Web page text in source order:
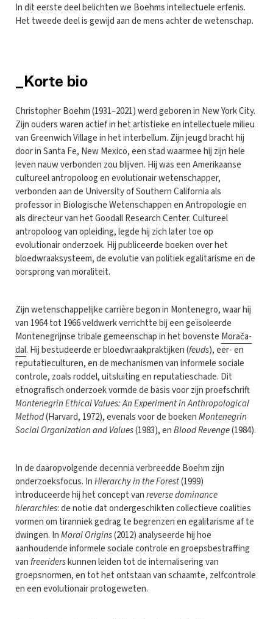
In dit eerste deel belichten we Boehms intellectuele erfenis.
Het tweede deel is gewijd aan de mens achter de wetenschap.
_Korte bio
Christopher Boehm (1931–2021) werd geboren in New York City.
Zijn ouders waren actief in het artistieke en intellectuele milieu
van Greenwich Village in het interbellum. Zijn jeugd bracht hij
door in Santa Fe, New Mexico, een stad waarmee hij zijn hele
leven nauw verbonden zou blijven. Hij was een Amerikaanse
cultureel antropoloog en evolutionair wetenschapper,
verbonden aan de University of Southern California als
professor in Biologische Wetenschappen en Antropologie en
als directeur van het Goodall Research Center. Cultureel
antropoloog van opleiding, legde hij zich later toe op
evolutionair onderzoek. Hij publiceerde boeken over het
bloedwraaksysteem, de evolutie van politiek egalitarisme en de
oorsprong van moraliteit.
Zijn wetenschappelijke carrière begon in Montenegro, waar hij
van 1964 tot 1966 veldwerk verrichtte bij een geïsoleerde
Montenegrijnse tribale gemeenschap in het bovenste Morača-
dal. Hij bestudeerde er bloedwraakpraktijken (feuds), eer- en
reputatieculturen, en de mechanismen van informele sociale
controle, zoals roddel, uitsluiting en reputatieschade. Dit
etnografisch onderzoek vormde de basis voor zijn proefschrift
Montenegrin Ethical Values: An Experiment in Anthropological
Method(Harvard, 1972), evenals voor de boekenMontenegrin
Social Organization and Values(1983), enBlood Revenge(1984).
In de daaropvolgende decennia verbreedde Boehm zijn
onderzoeksfocus. InHierarchy in the Forest(1999)
introduceerde hij het concept vanreverse dominance
hierarchies: de notie dat ondergeschikten collectieve coalities
vormen om tiranniek gedrag te begrenzen en egalitarisme af te
dwingen. InMoral Origins(2012) analyseerde hij hoe
aanhoudende informele sociale controle en groepsbestraffing
vanfreeriderskunnen leiden tot de internalisering van
groepsnormen, en tot het ontstaan van schaamte, zelfcontrole
en een evolutionair protogeweten.